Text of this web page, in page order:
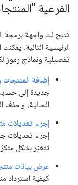
الفرعية
تتيح لك واجهة برمجة
الرئيسية التالية.
تفصيلية ونماذج رموز
إضافة المنتجات
جديدة إلى
الحالية، وحذف
إجراء تعديلات
إجراء تعديلات
تتغيّر بشكل
عرض بيانات
كيفية استرداد